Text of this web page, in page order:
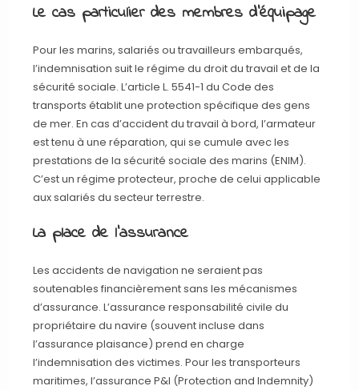
Le cas particulier des membres d’équipage
Pour les marins, salariés ou travailleurs embarqués,
l’indemnisation suit le régime du droit du travail et de la
sécurité sociale. L’article L. 5541-1 du Code des
transports établit une protection spécifique des gens
de mer. En cas d’accident du travail à bord, l’armateur
est tenu à une réparation, qui se cumule avec les
prestations de la sécurité sociale des marins (ENIM).
C’est un régime protecteur, proche de celui applicable
aux salariés du secteur terrestre.
La place de l’assurance
Les accidents de navigation ne seraient pas
soutenables financièrement sans les mécanismes
d’assurance. L’assurance responsabilité civile du
propriétaire du navire (souvent incluse dans
l’assurance plaisance) prend en charge
l’indemnisation des victimes. Pour les transporteurs
maritimes, l’assurance P&I (Protection and Indemnity)